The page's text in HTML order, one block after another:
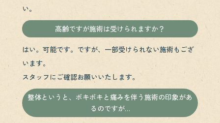
い。
高齢ですが施術は受けられますか？
はい。可能です。ですが、一部受けられない施術もござ
います。
スタッフにご確認お願いいたします。
整体というと、ボキボキと痛みを伴う施術の印象があ
るのですが…